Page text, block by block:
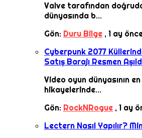
Valve tarafından
dünyasında b...
Gön: Duru Bilge , 1 ay
Cyberpunk 2077
Satış Barajı Resmen
Video oyun dünyasının
hikayelerinde...
Gön: RockNRogue , 1 ay
Lectern Nasıl Yapılır?